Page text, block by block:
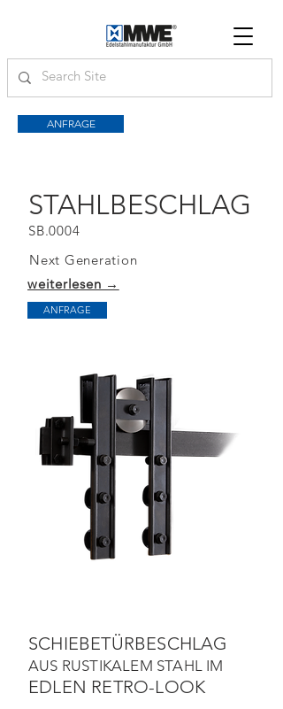
ANFRAGE
STAHLBESCHLAG
SB.0004
Next Generation
weiterlesen →
ANFRAGE
SCHIEBETÜRBESCHLAG
AUS RUSTIKALEM STAHL IM
EDLEN RETRO-LOOK